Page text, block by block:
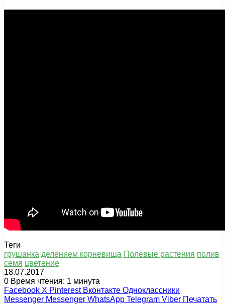
Теги
грушанка делением корневища Полевые растения полив
семя цветение
18.07.2017
0 Время чтения: 1 минута
Facebook X Pinterest Вконтакте Одноклассники
Messenger Messenger WhatsApp Telegram Viber Печатать